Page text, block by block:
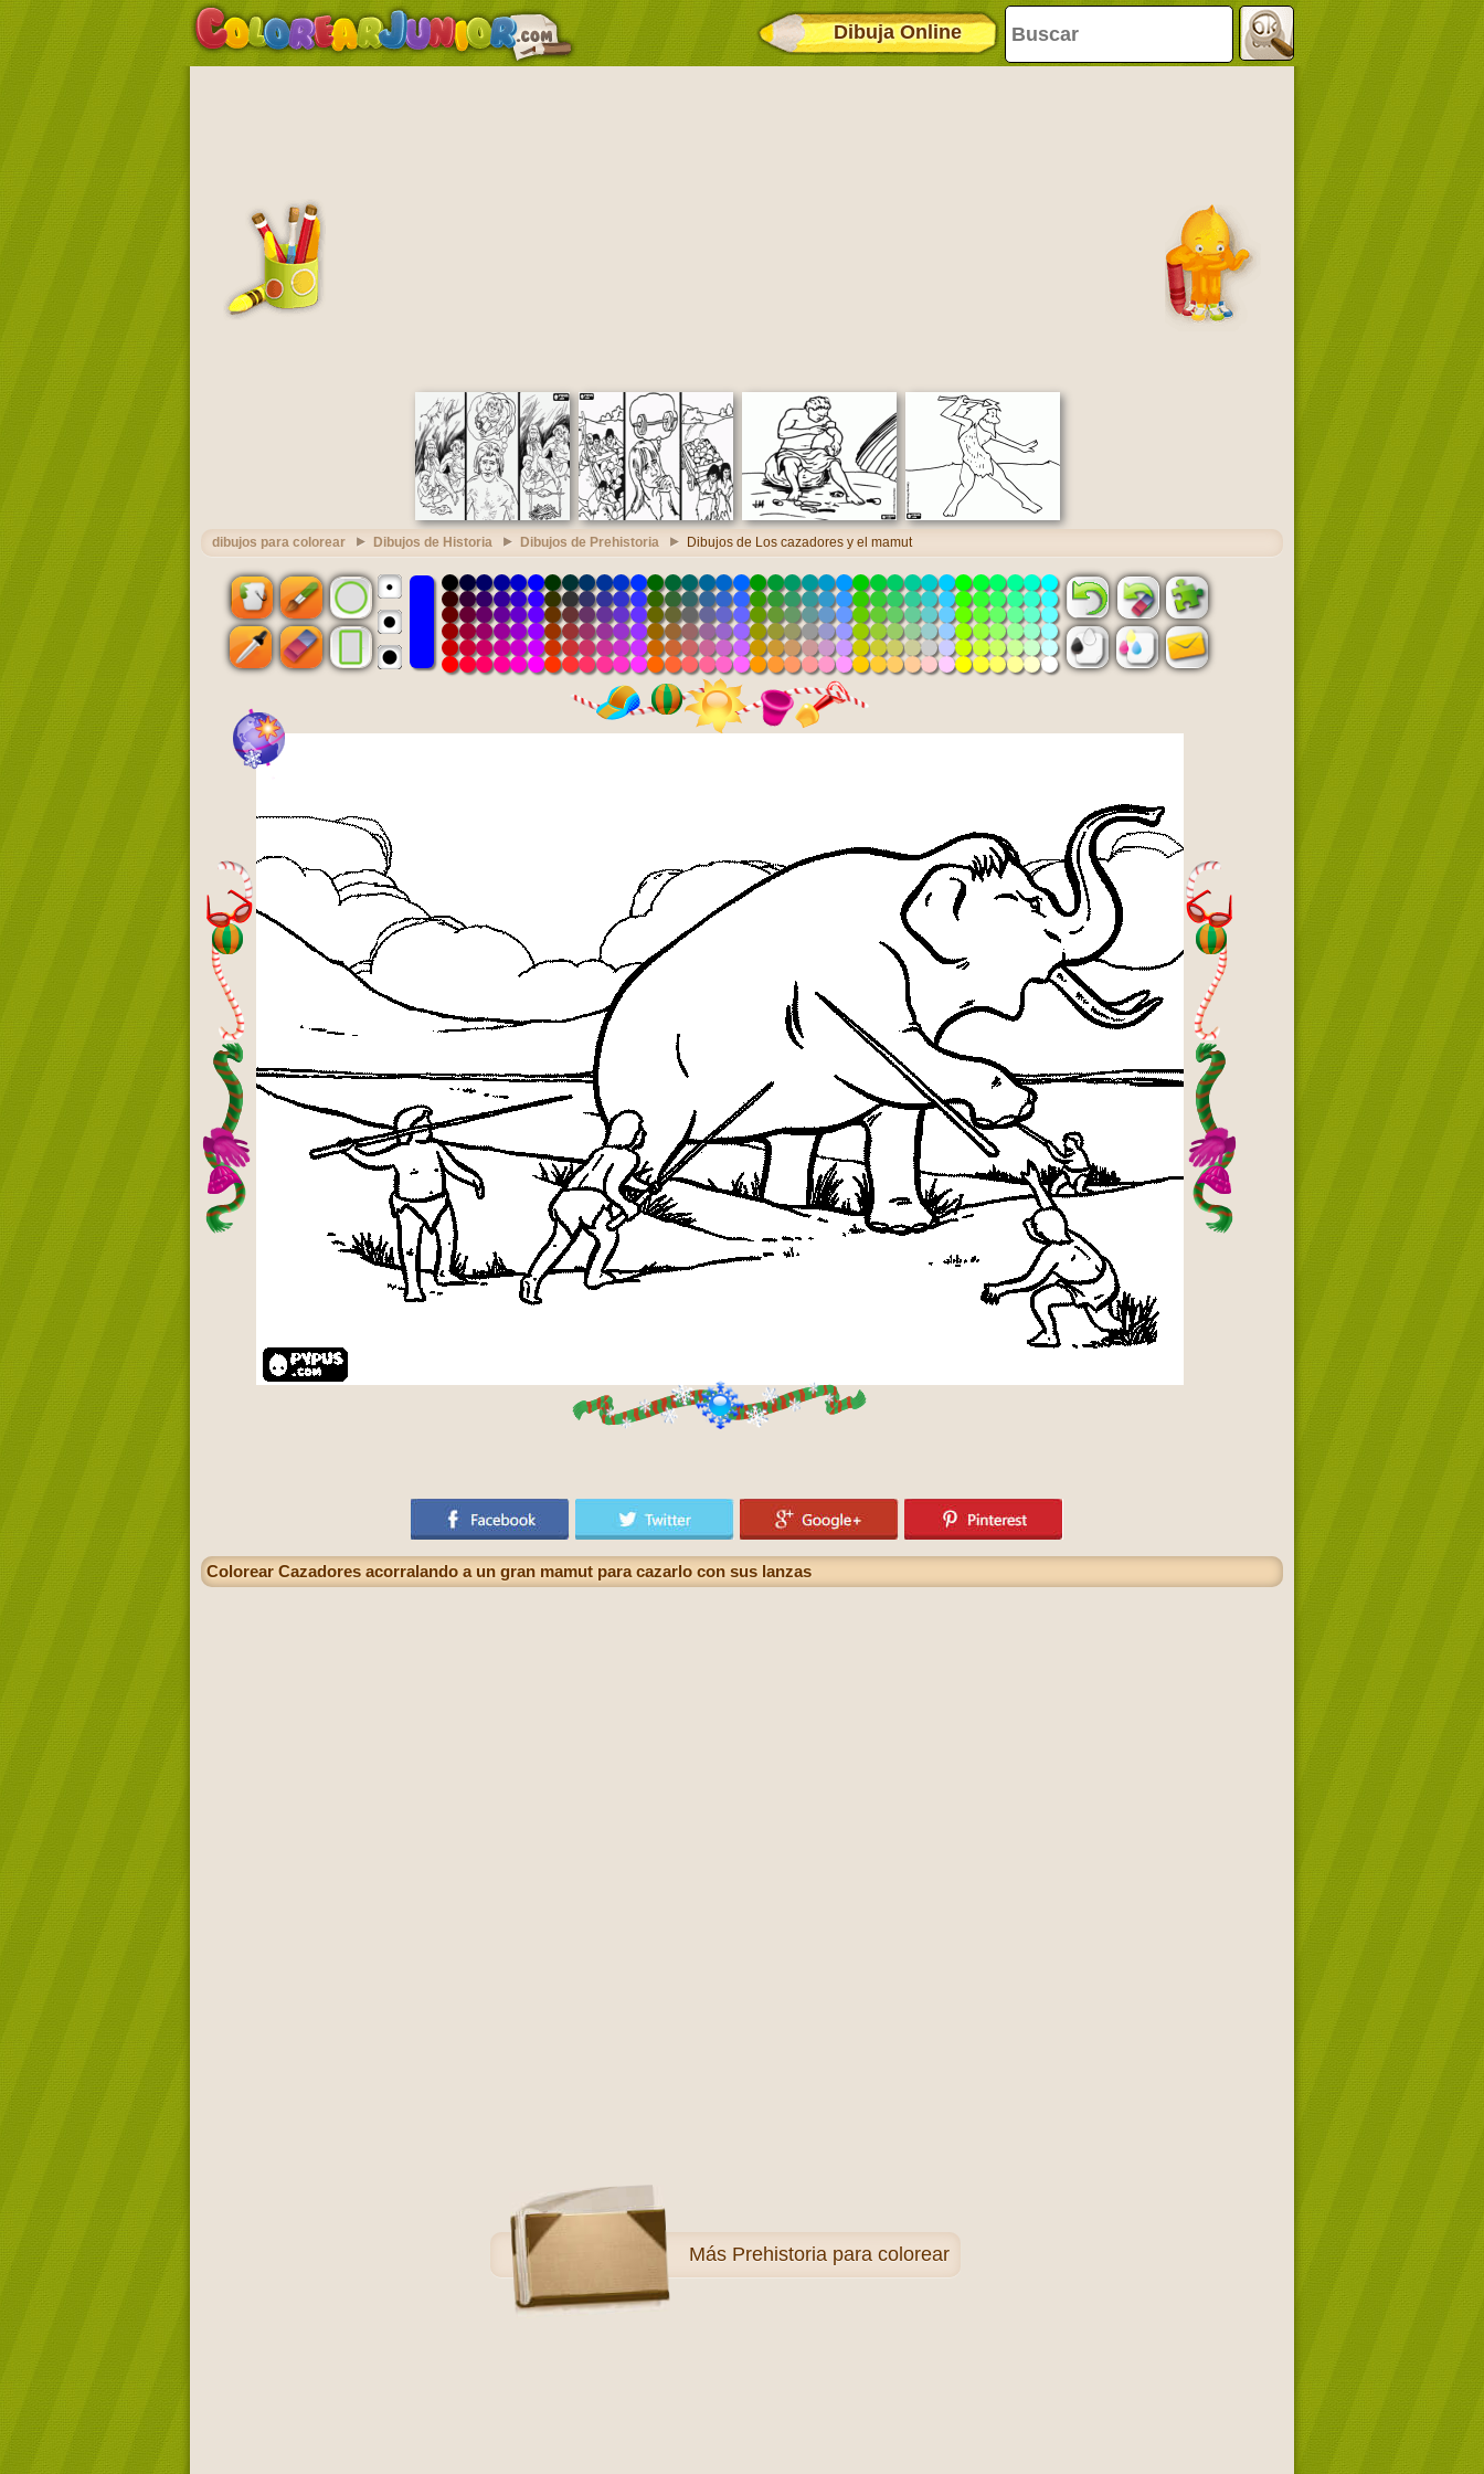
Dibuja Online
dibujos para colorear Dibujos de Historia Dibujos de Prehistoria Dibujos de Los cazadores y el mamut
Colorear Cazadores acorralando a un gran mamut para cazarlo con sus lanzas
Más Prehistoria para colorear